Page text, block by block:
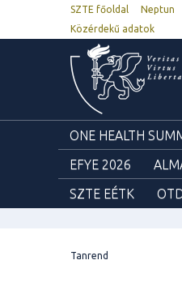
SZTE főoldal Neptun
Közérdekű adatok
ONE HEALTH
EFYE 2026
SZTE EÉTK
Tanrend